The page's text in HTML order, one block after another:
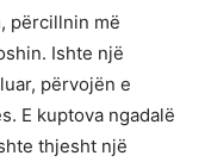
përcillnin më
Ishte një
përvojën e
E kuptova ngadalë
thjesht një